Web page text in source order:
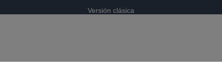
Versión clásica